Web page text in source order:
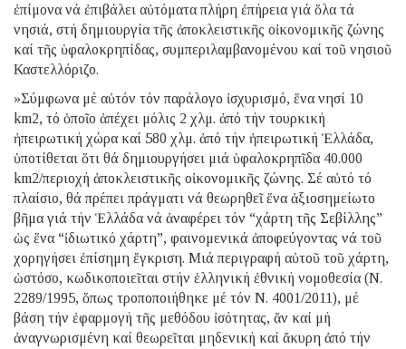
ἐπίμονα νά ἐπιβάλει αὐτόματα πλήρη ἐπήρεια γιά ὅλα τά
νησιά, στή δημιουργία τῆς ἀποκλειστικῆς οἰκονομικῆς ζώνης
καί τῆς ὑφαλοκρηπίδας, συμπεριλαμβανομένου καί τοῦ νησιοῦ
Καστελλόριζο.
»Σύμφωνα μέ αὐτόν τόν παράλογο ἰσχυρισμό, ἕνα νησί 10
km2, τό ὁποῖο ἀπέχει μόλις 2 χλμ. ἀπό τήν τουρκική
ἠπειρωτική χώρα καί 580 χλμ. ἀπό τήν ἠπειρωτική Ἑλλάδα,
ὑποτίθεται ὅτι θά δημιουργήσει μιά ὑφαλοκρηπῖδα 40.000
km2/περιοχή ἀποκλειστικῆς οἰκονομικῆς ζώνης. Σέ αὐτό τό
πλαίσιο, θά πρέπει πράγματι νά θεωρηθεῖ ἕνα ἀξιοσημείωτο
βῆμα γιά τήν Ἑλλάδα νά ἀναφέρει τόν “χάρτη τῆς Σεβίλλης”
ὡς ἕνα “ἰδιωτικό χάρτη”, φαινομενικά ἀποφεύγοντας νά τοῦ
χορηγήσει ἐπίσημη ἔγκριση. Μιά περιγραφή αὐτοῦ τοῦ χάρτη,
ὡστόσο, κωδικοποιεῖται στήν ἑλληνική ἐθνική νομοθεσία (Ν.
2289/1995, ὅπως τροποποιήθηκε μέ τόν Ν. 4001/2011), μέ
βάση τήν ἐφαρμογή τῆς μεθόδου ἰσότητας, ἄν καί μή
ἀναγνωρισμένη καί θεωρεῖται μηδενική καί ἄκυρη ἀπό τήν